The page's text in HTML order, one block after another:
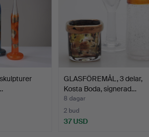
GLASFÖREMÅL, 3 delar,
Kosta Boda, signerad…
8 dagar
2 bud
37 USD